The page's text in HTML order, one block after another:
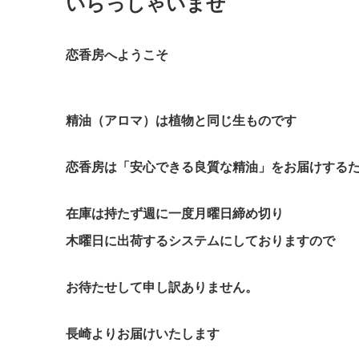
恋香房へようこそ
精油（アロマ）は植物と同じ生ものです
恋香房は「安心できる良質な精油」をお届けする
在庫は持たず週に一度月曜日締め切り
木曜日に出荷するシステムにしておりますので
お待たせして申し訳ありません。
長崎よりお届けいたします